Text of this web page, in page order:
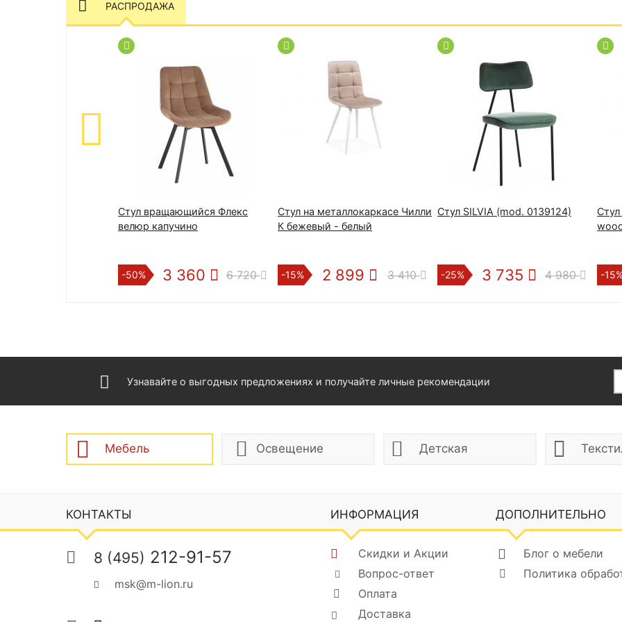
РАСПРОДАЖА
Стул вращающийся Флекс
велюр капучино
-50% 3 360 6 720
Стул на металлокаркасе Чилли
К бежевый - белый
-15% 2 899 3 410
Стул SILVIA (mod. 0139124)
-25% 3 735 4 980 -
Узнавайте о выгодных предложениях и получайте личные рекомендации
Мебель Освещение Детская
КОНТАКТЫ
8 (495) 212-91-57
msk@m-lion.ru
ИНФОРМАЦИЯ
Скидки и Акции
Вопрос-ответ
Оплата
Доставка
ДОПОЛНИТЕЛЬНО
Блог о мебели
Политика